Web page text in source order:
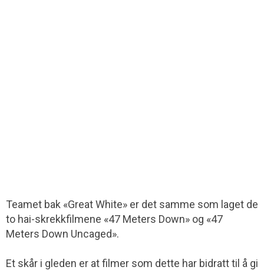
Teamet bak «Great White» er det samme som laget de
to hai-skrekkfilmene «47 Meters Down» og «47
Meters Down Uncaged».
Et skår i gleden er at filmer som dette har bidratt til å gi